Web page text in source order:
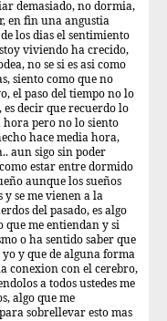
demasiado, no dormia,
en fin una angustia
los dias el sentimiento
viviendo ha crecido,
no se si es asi como
siento como que no
el paso del tiempo no lo
decir que recuerdo lo
hora pero no lo siento
hace media hora,
aun sigo sin poder
estar entre dormido
aunque los sueños
se me vienen a la
del pasado, es algo
que me entiendan y si
o ha sentido saber que
yo y que de alguna forma
conexion con el cerebro,
a todos ustedes me
algo que me
sobrellevar esto mas